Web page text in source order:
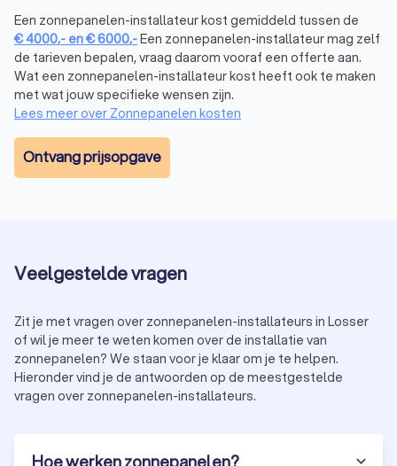
Dunne film zonnepanelen
Dunne film zonnepanelen zijn populair vanwege hun lagere
productiekosten en flexibiliteit bij installatie. Hoewel deze
minder efficiënt zijn, is hun rendement ongeveer 15%. Ze zijn
goedkoper en bieden een kosteneffectieve oplossing.
Glas-glas zonnepanelen
Glas-glas zonnepanelen zijn het nieuwst en hebben een
Bij het kiezen van het juiste type zonnepaneel voor jouw
budget, energiebehoeften en de beschikbare ruimte voor
installatie. Het raadplegen van een ervaren zonnepanelen-
installateur in Losser helpt je bij het maken van de beste
keuze voor jouw situatie. De zonnepanelen-installateurs uit
Losser helpen je graag verder.
Wat kosten zonnepanelen in Losser?
Een zonnepanelen-installateur kost gemiddeld tussen de
€4000,- en€6000,-Een zonnepanelen-installateur mag zelf
de tarieven bepalen, vraag daarom vooraf een offerte aan.
Wat een zonnepanelen-installateur kost heeft ook te maken
met wat jouw specifieke wensen zijn.
Lees meer over Zonnepanelen kosten
Ontvang prijsopgave
Veelgestelde vragen
Zit je met vragen over zonnepanelen-installateurs in Losser
of wil je meer te weten komen over de installatie van
zonnepanelen? We staan voor je klaar om je te helpen.
Hieronder vind je de antwoorden op de meestgestelde
vragen over zonnepanelen-installateurs.